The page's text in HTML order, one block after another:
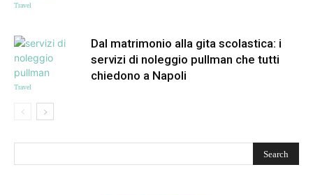
Travel
Travel
Dal matrimonio alla gita scolastica: i
servizi di noleggio pullman che tutti
chiedono a Napoli